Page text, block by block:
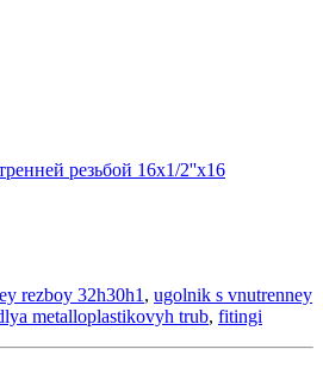
резьбой 16х1/2''x16
rezboy 32h30h1 , ugolnik s vnutrenney
metalloplastikovyh trub, fitingi